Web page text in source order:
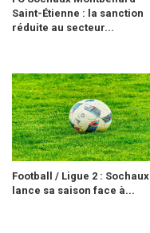
Saint-Étienne : la sanction
réduite au secteur...
Football / Ligue 2 : Sochaux
lance sa saison face à...